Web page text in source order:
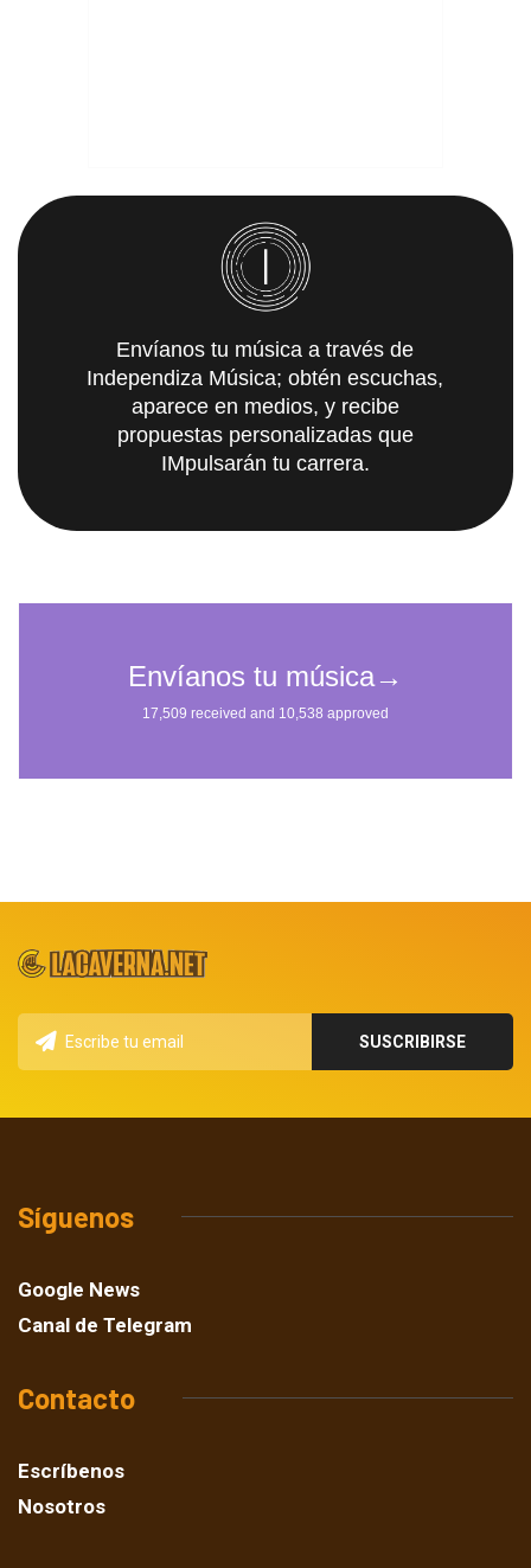
Envíanos tu música a través de
Independiza Música; obtén escuchas,
aparece en medios, y recibe
propuestas personalizadas que
IMpulsarán tu carrera.
Síguenos
Google News
Canal de Telegram
Contacto
Escríbenos
Nosotros